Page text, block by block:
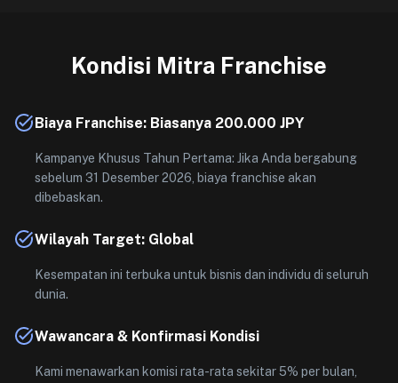
Kondisi Mitra Franchise
Biaya Franchise: Biasanya 200.000 JPY
Kampanye Khusus Tahun Pertama: Jika Anda bergabung
sebelum 31 Desember 2026, biaya franchise akan
dibebaskan.
Wilayah Target: Global
Kesempatan ini terbuka untuk bisnis dan individu di seluruh
dunia.
Wawancara & Konfirmasi Kondisi
Kami menawarkan komisi rata-rata sekitar 5% per bulan,